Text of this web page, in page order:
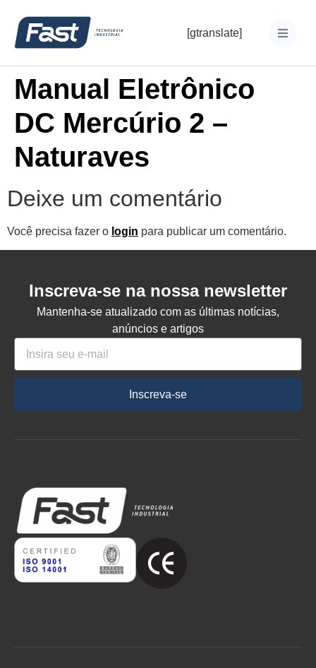
[gtranslate]
Manual Eletrônico
DC Mercúrio 2 –
Naturaves
Deixe um comentário
Você precisa fazer o login para publicar um comentário.
Inscreva-se na nossa newsletter
Mantenha-se atualizado com as últimas notícias,
anúncios e artigos
Inscreva-se